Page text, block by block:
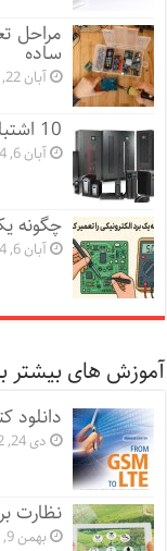
مراحل
ساده
آبان 22, 1404
10 اشتباه رایج در استفاده از UPS و استابلایزر
آبان 6, 1404
چگونه
آبان 6, 1404
آموزش های بیشتر
دانلود
دی 24, 1392
نظارت
بهمن 9, 1396